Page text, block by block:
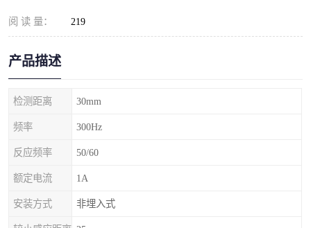
阅 读 量： 219
产品描述
检测距离 30mm
频率 300Hz
反应频率 50/60
额定电流 1A
安装方式 非埋入式